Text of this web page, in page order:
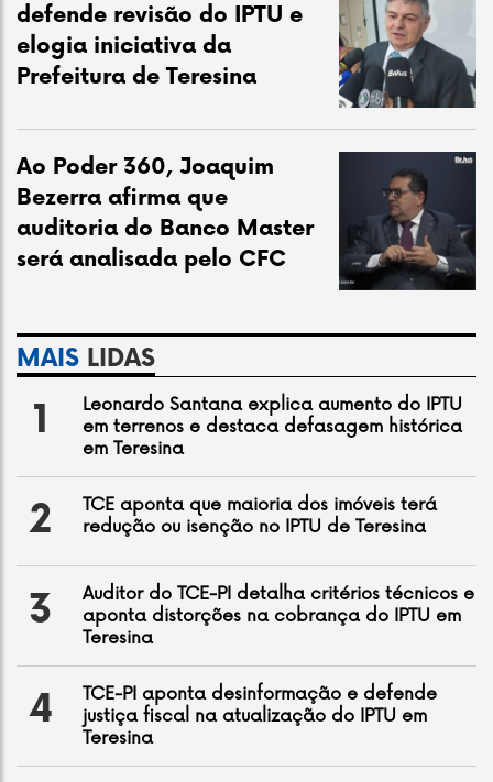
defende revisão do IPTU e
elogia iniciativa da
Prefeitura de Teresina
Ao Poder 360, Joaquim
Bezerra afirma que
auditoria do Banco Master
será analisada pelo CFC
MAIS LIDAS
1
Leonardo Santana explica aumento do IPTU
em terrenos e destaca defasagem histórica
em Teresina
2
TCE aponta que maioria dos imóveis terá
redução ou isenção no IPTU de Teresina
3
Auditor do TCE-PI detalha critérios técnicos e
aponta distorções na cobrança do IPTU em
Teresina
4
TCE-PI aponta desinformação e defende
justiça fiscal na atualização do IPTU em
Teresina